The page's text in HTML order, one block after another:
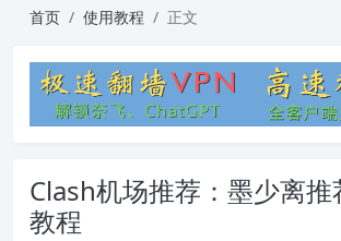
首页 使用教程 正文
Clash机场推荐：墨少离推
教程